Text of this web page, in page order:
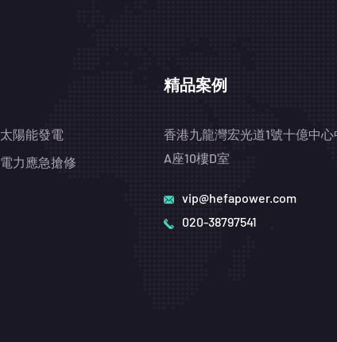
太陽能發電
電力應急搶修
精品案例
香港九龍灣宏光道1號十億中心
A座10樓D室
vip@hefapower.com
020-38797541